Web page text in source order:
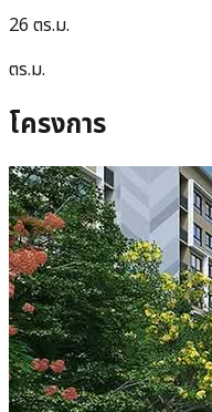
26 ตร.ม.
ตร.ม.
โครงการ